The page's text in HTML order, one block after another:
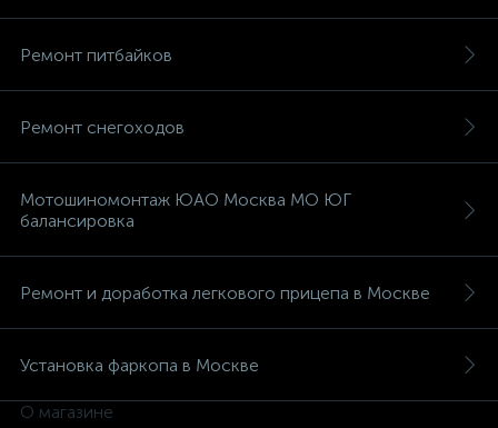
Ремонт питбайков
Ремонт снегоходов
Мотошиномонтаж ЮАО Москва МО ЮГ
балансировка
Ремонт и доработка легкового прицепа в Москве
Установка фаркопа в Москве
О магазине